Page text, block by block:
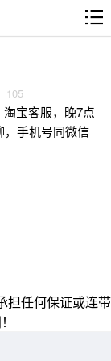
105
宝客服，晚7点
，手机号同微信
担任何保证或连带